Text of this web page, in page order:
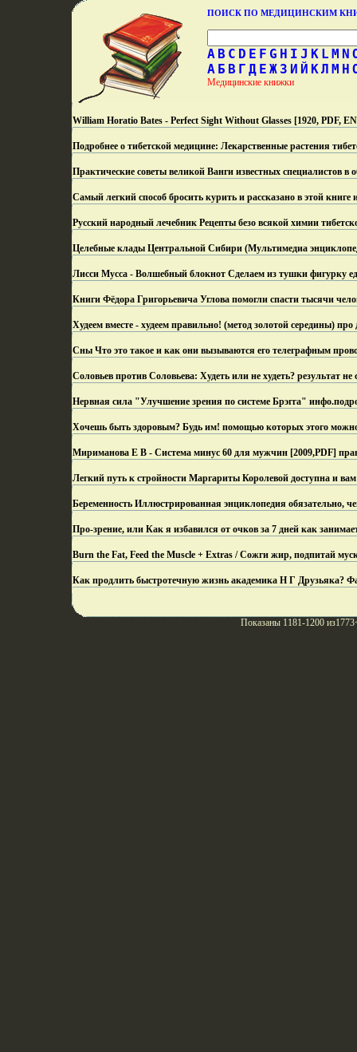
ПОИСК ПО МЕДИЦИНСКИМ
A B C D E F G H I J K L M N
А Б В Г Д Е Ж З И Й КЛ М Н
Медицинские книжки
William Horatio Bates - Perfect Sight Without Glasses [1920, PDF,
Подробнее о тибетской медицине: Лекарственные растения
Практические советы великой Ванги известных специалистов в
Самый легкий способ бросить курить и рассказано в этой книге
Русский народный лечебник Рецепты безо всякой химии
Целебные клады Центральной Сибири (Мультимедиа
Лисси Мусса - Волшебный блокнот Сделаем из тушки фигурку
Книги Фёдора Григорьевича Углова помогли спасти тысячи
Худеем вместе - худеем правильно! (метод золотой середины)
Сны Что это такое и как они вызываются его телеграфным
Соловьев против Соловьева: Худеть или не худеть? результат
Нервная сила "Улучшение зрения по системе Брэгга" инфо.
Хочешь быть здоровым? Будь им! помощью которых этого
Мириманова Е В - Система минус 60 для мужчин [2009,PDF]
Легкий путь к стройности Маргариты Королевой доступна и
Беременность Иллюстрированная энциклопедия обязательно,
Про-зрение, или Как я избавился от очков за 7 дней как
Burn the Fat, Feed the Muscle + Extras / Сожги жир, подпитай
Как продлить быстротечную жизнь академика Н Г Друзьяка?
Показаны 1181-1200